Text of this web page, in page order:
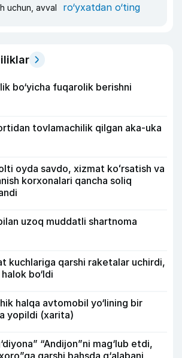
uchun, avval ro‘yxatdan o‘ting
bo‘yicha fuqarolik berishni
tovlamachilik qilgan aka-uka
oyda savdo, xizmat koʻrsatish va
korxonalari qancha soliq
uzoq muddatli shartnoma
kuchlariga qarshi raketalar uchirdi,
bo‘ldi
halqa avtomobil yo‘lining bir
yopildi (xarita)
“Andijon”ni mag‘lub etdi,